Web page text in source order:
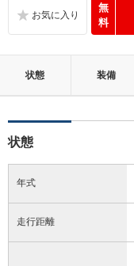
無
料
状態 装備
状態
年式
走行距離